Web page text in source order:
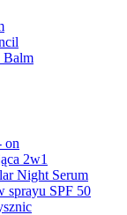
Balm
on
2w1
Night Serum
sprayu SPF 50